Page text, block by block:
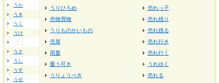
うか
うき
うく
うけ
うこ
うさ
うし
うす
うせ
うりひろめ
売物買物
うりものかいもの
売屋
雨量
憂う可き
うりょうべき
売れっ子
売れ残り
売れ残る
売れ行き
売れ行く
うれゆく
売れる